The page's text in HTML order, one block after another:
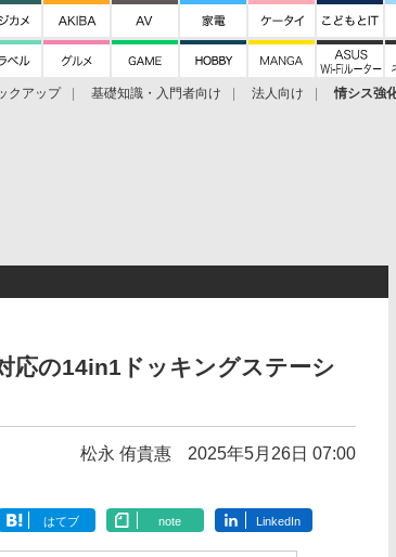
クアップ 基礎知識・入門者向け 法人向け 情シス強
応の14in1ドッキングステーシ
松永 侑貴惠 2025年5月26日 07:00
はてブ note LinkedIn